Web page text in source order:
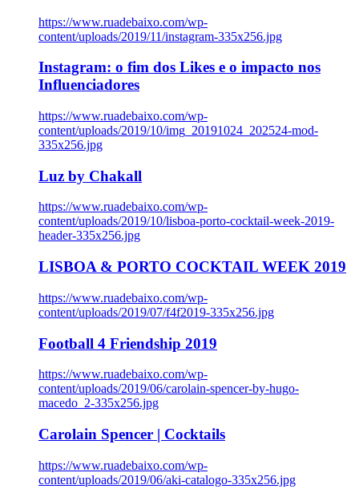
https://www.ruadebaixo.com/wp-
content/uploads/2019/11/instagram-335x256.jpg
Instagram: o fim dos Likes e o impacto nos
Influenciadores
https://www.ruadebaixo.com/wp-
content/uploads/2019/10/img_20191024_202524-mod-
335x256.jpg
Luz by Chakall
https://www.ruadebaixo.com/wp-
content/uploads/2019/10/lisboa-porto-cocktail-week-2019-
header-335x256.jpg
LISBOA & PORTO COCKTAIL WEEK 2019
https://www.ruadebaixo.com/wp-
content/uploads/2019/07/f4f2019-335x256.jpg
Football 4 Friendship 2019
https://www.ruadebaixo.com/wp-
content/uploads/2019/06/carolain-spencer-by-hugo-
macedo_2-335x256.jpg
Carolain Spencer | Cocktails
https://www.ruadebaixo.com/wp-
content/uploads/2019/06/aki-catalogo-335x256.jpg